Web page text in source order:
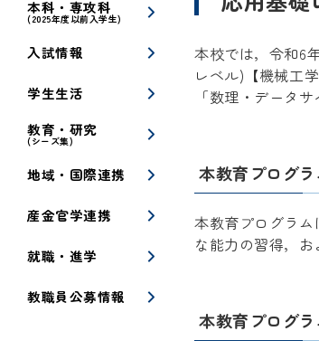
本科・専攻科
(2025年度以前入学生)
入試情報
学生生活
教育・研究
(シーズ集)
地域・国際連携
産金官学連携
就職・進学
教職員公募情報
本校では，令和6
レベル)【機械工
「数理・データ
本教育プログラ
本教育プログラ
な能力の習得，
本教育プログ